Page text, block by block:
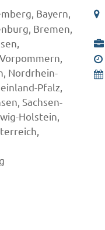
Bayern,
Bremen,
Nordrhein-
Pfalz,
Sachsen-
Holstein,